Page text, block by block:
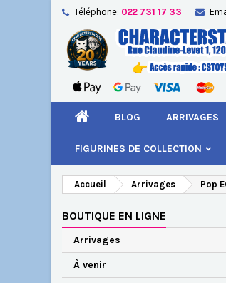
Téléphone: 022 731 17 33
BLOG ARRIVAGES
FIGURINES DE COLLECTION
Accueil Arrivages Pop
BOUTIQUE EN LIGNE
Arrivages
À venir